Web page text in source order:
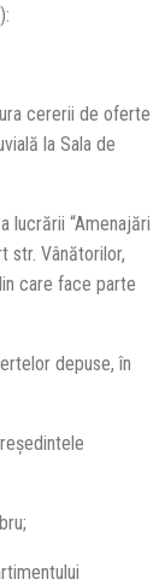
cererii de oferte
la Sala de
lucrării “Amenajări
str. Vânătorilor,
care face parte
depuse, în